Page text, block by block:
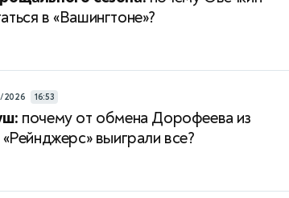
в «Вашингтоне»?
2026 16:53
почему от обмена Дорофеева из
«Рейнджерс» выиграли все?